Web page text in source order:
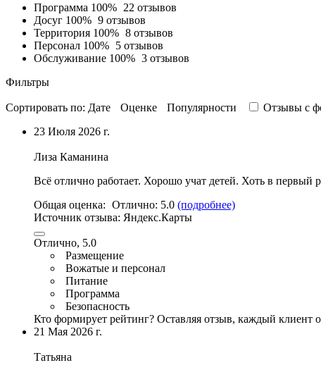
Программа 100% 22 отзывов
Досуг 100% 9 отзывов
Территория 100% 8 отзывов
Персонал 100% 5 отзывов
Обслуживание 100% 3 отзывов
Фильтры
Сортировать по: Дате Оценке Популярности Отзывы c
23 Июля 2026 г.
Лиза Каманина
Всё отлично работает. Хорошо учат детей. Хоть в первый
Общая оценка: Отлично: 5.0 (подробнее)
Источник отзыва: Яндекс.Карты
Отлично, 5.0
Размещение
Вожатые и персонал
Питание
Программа
Безопасность
Кто формирует рейтинг? Оставляя отзыв, каждый клиент
21 Мая 2026 г.
Татьяна